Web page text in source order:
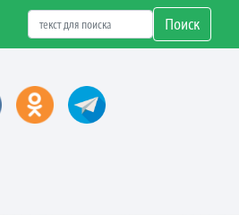
Поиск